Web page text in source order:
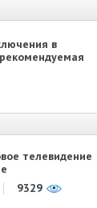
в
телевидение
9329